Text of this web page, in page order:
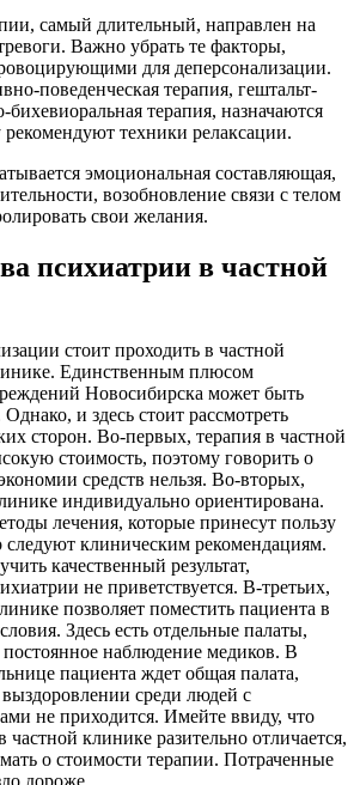
самый длительный, направлен на
Важно убрать те факторы,
для деперсонализации.
поведенческая терапия, гештальт-
бихевиоральная терапия, назначаются
рекомендуют техники релаксации.
эмоциональная составляющая,
возобновление связи с телом
свои желания.
психиатрии в частной
стоит проходить в частной
Единственным плюсом
Новосибирска может быть
и здесь стоит рассмотреть
сторон. Во-первых, терапия в частной
стоимость, поэтому говорить о
средств нельзя. Во-вторых,
индивидуально ориентирована.
лечения, которые принесут пользу
следуют клиническим рекомендациям.
качественный результат,
не приветствуется. В-третьих,
позволяет поместить пациента в
Здесь есть отдельные палаты,
наблюдение медиков. В
пациента ждет общая палата,
среди людей с
не приходится. Имейте ввиду, что
частной клинике разительно отличается,
о стоимости терапии. Потраченные
дороже.